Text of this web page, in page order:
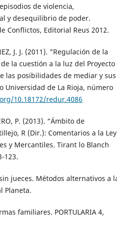
de violencia,
y desequilibrio de poder.
Conflictos, Editorial Reus 2012.
J. J. (2011). "Regulación de la
la cuestión a la luz del Proyecto
las posibilidades de mediar y sus
Universidad de La Rioja, número
10.18172/redur.4086
P. (2013). “Ámbito de
R (Dir.): Comentarios a la Ley
y Mercantiles. Tirant lo Blanch
123.
jueces. Métodos alternativos a
Planeta.
familiares. PORTULARIA 4,